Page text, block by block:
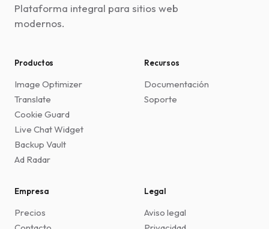
Plataforma integral para sitios web
modernos.
Productos
Image Optimizer
Translate
Cookie Guard
Live Chat Widget
Backup Vault
Ad Radar
Recursos
Documentación
Soporte
Empresa
Precios
Legal
Aviso legal